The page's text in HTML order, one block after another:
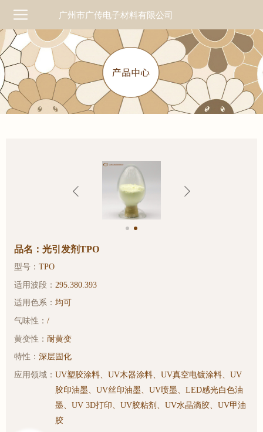
广州市广传电子材料有限公司
品名：光引发剂TPO
型号：TPO
适用波段： 295.380.393
适用色系：均可
气味性：/
黄变性：耐黄变
特性：深层固化
应用领域：UV塑胶涂料、UV木器涂料、UV真空电镀涂料、UV
胶印油墨、UV丝印油墨、UV喷墨、LED感光白色油
墨、UV 3D打印、UV胶粘剂、UV水晶滴胶、UV甲油
胶